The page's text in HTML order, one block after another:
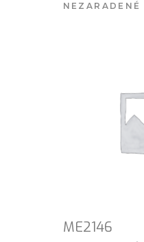
NEZARADENÉ
ME2146